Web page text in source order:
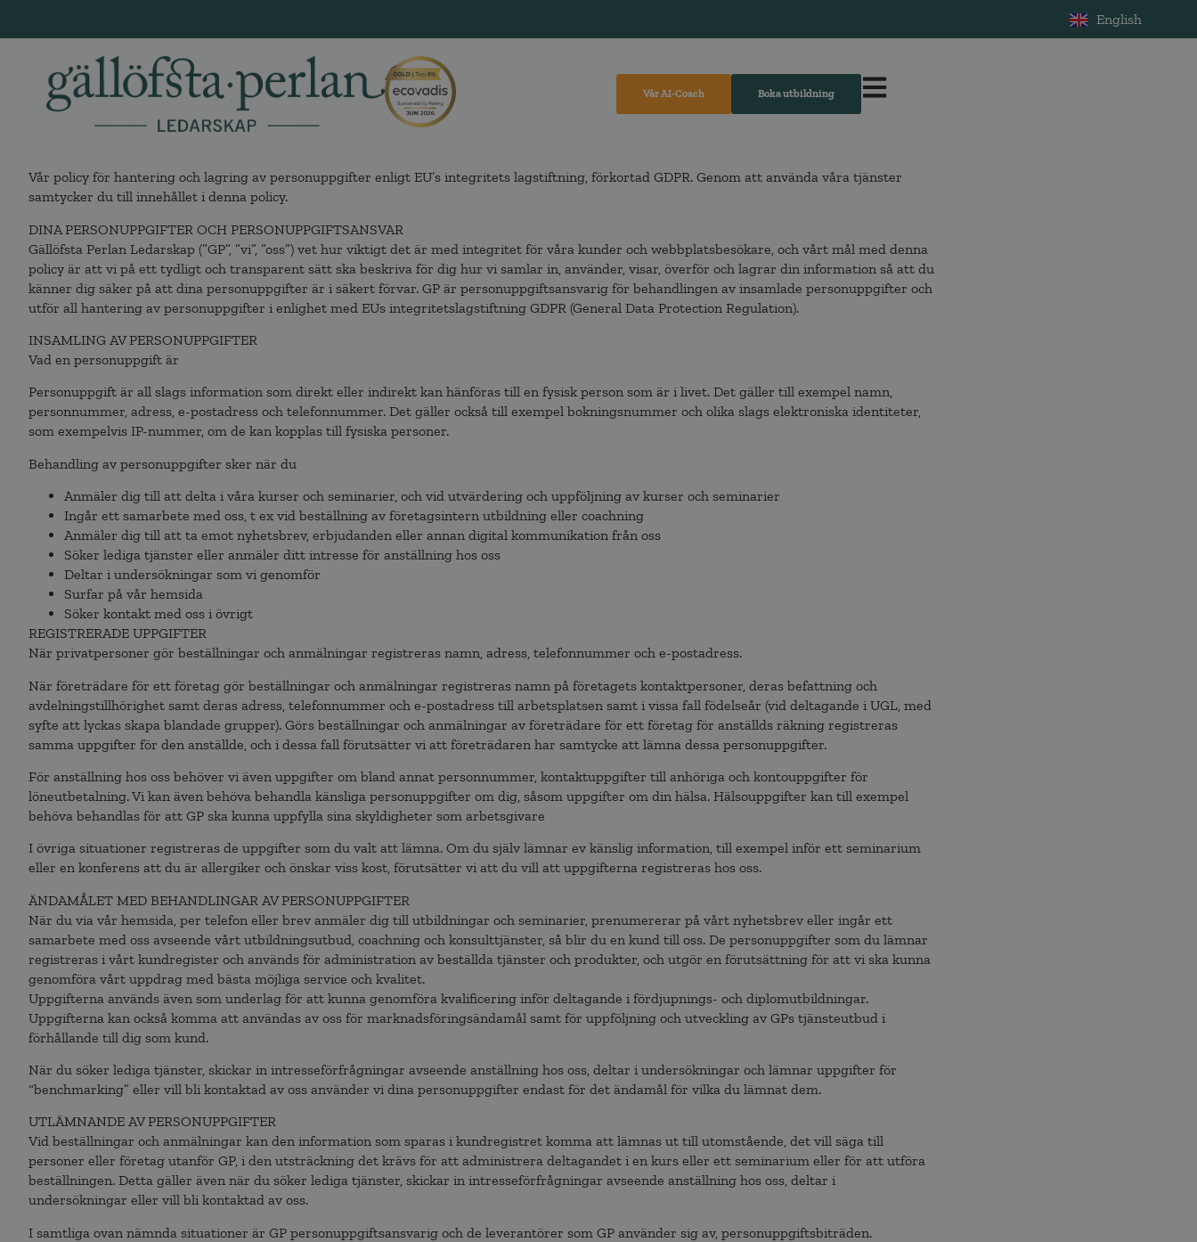
English
Vår AI-Coach Boka utbildning
Vår policy för hantering och lagring av personuppgifter enligt EU’s integritets lagstiftning, förkortad GDPR. Genom att använda våra tjänster
samtycker du till innehållet i denna policy.
DINA PERSONUPPGIFTER OCH PERSONUPPGIFTSANSVAR
Gällöfsta Perlan Ledarskap (”GP”, ”vi”, ”oss”) vet hur viktigt det är med integritet för våra kunder och webbplatsbesökare, och vårt mål med denna
policy är att vi på ett tydligt och transparent sätt ska beskriva för dig hur vi samlar in, använder, visar, överför och lagrar din information så att du
känner dig säker på att dina personuppgifter är i säkert förvar. GP är personuppgiftsansvarig för behandlingen av insamlade personuppgifter och
utför all hantering av personuppgifter i enlighet med EUs integritetslagstiftning GDPR (General Data Protection Regulation).
INSAMLING AV PERSONUPPGIFTER
Vad en personuppgift är
Personuppgift är all slags information som direkt eller indirekt kan hänföras till en fysisk person som är i livet. Det gäller till exempel namn,
personnummer, adress, e-postadress och telefonnummer. Det gäller också till exempel bokningsnummer och olika slags elektroniska identiteter,
som exempelvis IP-nummer, om de kan kopplas till fysiska personer.
Behandling av personuppgifter sker när du
Anmäler dig till att delta i våra kurser och seminarier, och vid utvärdering och uppföljning av kurser och seminarier
Ingår ett samarbete med oss, t ex vid beställning av företagsintern utbildning eller coachning
Anmäler dig till att ta emot nyhetsbrev, erbjudanden eller annan digital kommunikation från oss
Söker lediga tjänster eller anmäler ditt intresse för anställning hos oss
Deltar i undersökningar som vi genomför
Surfar på vår hemsida
Söker kontakt med oss i övrigt
REGISTRERADE UPPGIFTER
När privatpersoner gör beställningar och anmälningar registreras namn, adress, telefonnummer och e-postadress.
När företrädare för ett företag gör beställningar och anmälningar registreras namn på företagets kontaktpersoner, deras befattning och
avdelningstillhörighet samt deras adress, telefonnummer och e-postadress till arbetsplatsen samt i vissa fall födelseår (vid deltagande i UGL, med
syfte att lyckas skapa blandade grupper). Görs beställningar och anmälningar av företrädare för ett företag för anställds räkning registreras
samma uppgifter för den anställde, och i dessa fall förutsätter vi att företrädaren har samtycke att lämna dessa personuppgifter.
För anställning hos oss behöver vi även uppgifter om bland annat personnummer, kontaktuppgifter till anhöriga och kontouppgifter för
löneutbetalning. Vi kan även behöva behandla känsliga personuppgifter om dig, såsom uppgifter om din hälsa. Hälsouppgifter kan till exempel
behöva behandlas för att GP ska kunna uppfylla sina skyldigheter som arbetsgivare
I övriga situationer registreras de uppgifter som du valt att lämna. Om du själv lämnar ev känslig information, till exempel inför ett seminarium
eller en konferens att du är allergiker och önskar viss kost, förutsätter vi att du vill att uppgifterna registreras hos oss.
ÄNDAMÅLET MED BEHANDLINGAR AV PERSONUPPGIFTER
När du via vår hemsida, per telefon eller brev anmäler dig till utbildningar och seminarier, prenumererar på vårt nyhetsbrev eller ingår ett
samarbete med oss avseende vårt utbildningsutbud, coachning och konsulttjänster, så blir du en kund till oss. De personuppgifter som du lämnar
registreras i vårt kundregister och används för administration av beställda tjänster och produkter, och utgör en förutsättning för att vi ska kunna
genomföra vårt uppdrag med bästa möjliga service och kvalitet.
Uppgifterna används även som underlag för att kunna genomföra kvalificering inför deltagande i fördjupnings- och diplomutbildningar.
Uppgifterna kan också komma att användas av oss för marknadsföringsändamål samt för uppföljning och utveckling av GPs tjänsteutbud i
förhållande till dig som kund.
När du söker lediga tjänster, skickar in intresseförfrågningar avseende anställning hos oss, deltar i undersökningar och lämnar uppgifter för
“benchmarking” eller vill bli kontaktad av oss använder vi dina personuppgifter endast för det ändamål för vilka du lämnat dem.
UTLÄMNANDE AV PERSONUPPGIFTER
Vid beställningar och anmälningar kan den information som sparas i kundregistret komma att lämnas ut till utomstående, det vill säga till
personer eller företag utanför GP, i den utsträckning det krävs för att administrera deltagandet i en kurs eller ett seminarium eller för att utföra
beställningen. Detta gäller även när du söker lediga tjänster, skickar in intresseförfrågningar avseende anställning hos oss, deltar i
undersökningar eller vill bli kontaktad av oss.
I samtliga ovan nämnda situationer är GP personuppgiftsansvarig och de leverantörer som GP använder sig av, personuppgiftsbiträden.